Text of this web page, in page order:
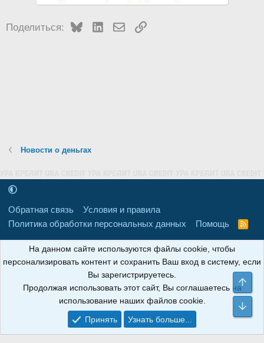
Поделиться: BlueskyLinkedInЭлектронная почта
Ссылка
Новости о деньгах
Обратная связь
Условия и правила
Политика обработки персональных данных
Помощь
R
Свидетельство о регистрации товарного знака № 665857 от
06.08.2018 г. Сайт не является СМИ. Сделано вРунетЛаб – Сайты и
АНОИНФО; ОГРН: 1247700801700; ИНН/КПП:
9709119500/320001001; Юридический адрес: 241030, Брянская
область, г. Брянск, ул. Мира, д. 96, ком. 124
На данном сайте используются файлы cookie, чтобы
персонализировать контент и сохранить Ваш вход в систему, если
Вы зарегистрируетесь.
Продолжая использовать этот сайт, Вы соглашаетесь на
использование наших файлов cookie.
Принять
Узнать больше...